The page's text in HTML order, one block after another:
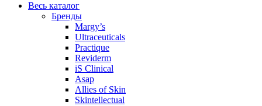
Весь каталог
Бренды
Margy’s
Ultraceuticals
Practique
Reviderm
iS Clinical
Asap
Allies of Skin
Skintellectual